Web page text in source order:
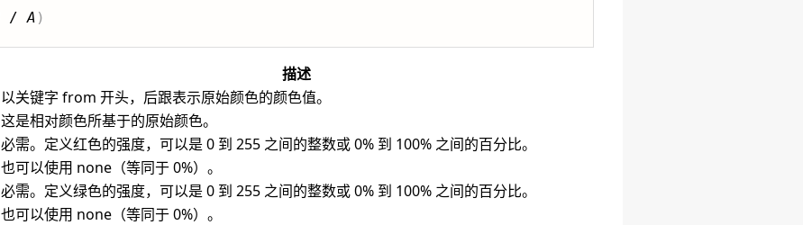
/ A )
描述
以关键字 from 开头，后跟表示原始颜色的颜色值。
这是相对颜色所基于的原始颜色。
必需。定义红色的强度，可以是 0 到 255 之间的整数或 0% 到 100% 之间的百分比。
也可以使用 none（等同于 0%）。
必需。定义绿色的强度，可以是 0 到 255 之间的整数或 0% 到 100% 之间的百分比。
也可以使用 none（等同于 0%）。